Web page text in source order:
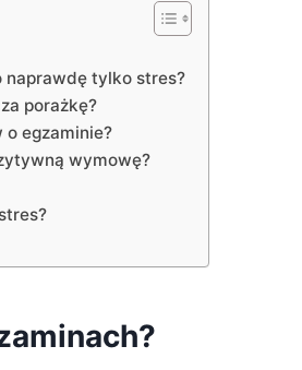
tylko stres?
porażkę?
egzaminie?
wymowę?